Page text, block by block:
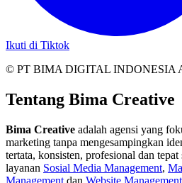
Ikuti di Tiktok
© PT BIMA DIGITAL INDONESIA
Tentang Bima Creative
Bima Creative adalah agensi yang
marketing tanpa mengesampingkan
tertata, konsisten, profesional dan tepat
layanan Sosial Media Management,
Management dan Website Management